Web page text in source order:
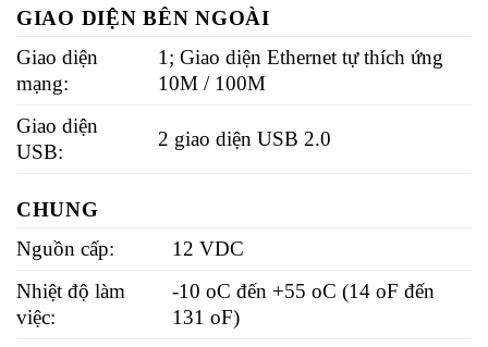
GIAO DIỆN BÊN NGOÀI
Giao diện
mạng:
1; Giao diện Ethernet tự thích ứng
10M / 100M
Giao diện
USB:
2 giao diện USB 2.0
CHUNG
Nguồn cấp:
12 VDC
Nhiệt độ làm
việc:
-10 oC đến +55 oC (14 oF đến
131 oF)